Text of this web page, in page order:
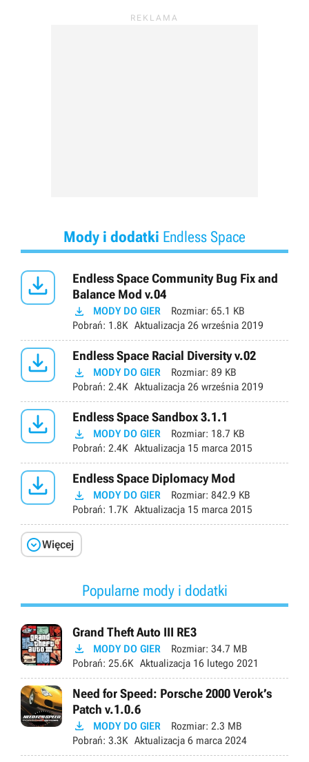
Mody i dodatki Endless Space

Endless Space Community Bug Fix and
Balance Mod v.04
 MODY DO GIER Rozmiar: 65.1 KB
Pobrań: 1.8K Aktualizacja 26 września 2019
 Endless Space Racial Diversity v.02
 MODY DO GIER Rozmiar: 89 KB
Pobrań: 2.4K Aktualizacja 26 września 2019
 Endless Space Sandbox 3.1.1
 MODY DO GIER Rozmiar: 18.7 KB
Pobrań: 2.4K Aktualizacja 15 marca 2015
 Endless Space Diplomacy Mod
 MODY DO GIER Rozmiar: 842.9 KB
Pobrań: 1.7K Aktualizacja 15 marca 2015
Więcej
Popularne mody i dodatki
Grand Theft Auto III RE3
 MODY DO GIER Rozmiar: 34.7 MB
Pobrań: 25.6K Aktualizacja 16 lutego 2021
Need for Speed: Porsche 2000 Verok’s
Patch v.1.0.6
 MODY DO GIER Rozmiar: 2.3 MB
Pobrań: 3.3K Aktualizacja 6 marca 2024